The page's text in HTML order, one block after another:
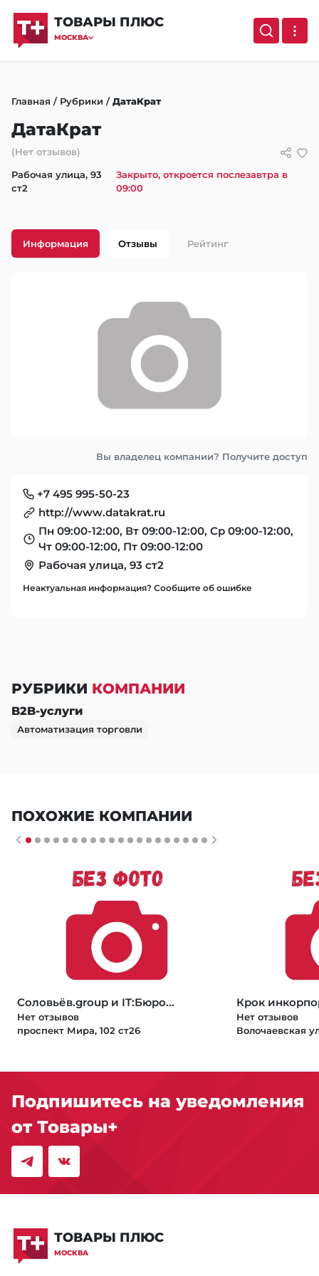
ТОВАРЫ ПЛЮС
МОСКВА
Главная / Рубрики /ДатаКрат
ДатаКрат
(Нет отзывов)
Рабочая улица, 93
ст2
Закрыто, откроется послезавтра в
09:00
Информация Отзывы Рейтинг
Вы владелец компании? Получите доступ
+7 495 995-50-23
http://www.datakrat.ru
Пн 09:00-12:00, Вт 09:00-12:00, Ср 09:00-12:00,
Чт 09:00-12:00, Пт 09:00-12:00
Рабочая улица, 93 ст2
Неактуальная информация? Сообщите об ошибке
РУБРИКИ КОМПАНИИ
B2B-услуги
Автоматизация торговли
ПОХОЖИЕ КОМПАНИИ
Соловьёв.group и IT:Бюро...
Нет отзывов
проспект Мира, 102 ст26
Крок
Нет отзывов
Волочаевская
Подпишитесь на уведомления
от Товары+
ТОВАРЫ ПЛЮС
МОСКВА